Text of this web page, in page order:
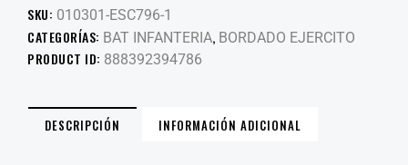
SKU: 010301-ESC796-1
CATEGORÍAS: BAT INFANTERIA, BORDADO EJERCITO
PRODUCT ID: 888392394786
DESCRIPCIÓN INFORMACIÓN ADICIONAL